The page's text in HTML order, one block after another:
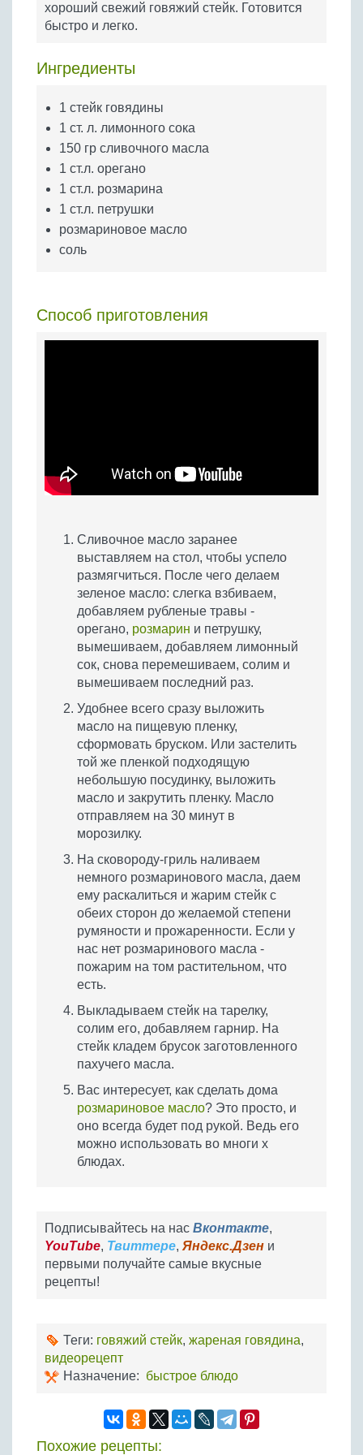
Бобовые
Яйца
хороший свежий говяжий стейк. Готовится
быстро и легко.
Ингредиенты
1 стейк говядины
1 ст. л. лимонного сока
150 гр сливочного масла
1 ст.л. орегано
1 ст.л. розмарина
1 ст.л. петрушки
розмариновое масло
соль
Способ приготовления
Сливочное масло заранее
выставляем на стол, чтобы успело
размягчиться. После чего делаем
зеленое масло: слегка взбиваем,
добавляем рубленые травы -
орегано, розмарин и петрушку,
вымешиваем, добавляем лимонный
сок, снова перемешиваем, солим и
вымешиваем последний раз.
Удобнее всего сразу выложить
масло на пищевую пленку,
сформовать бруском. Или застелить
той же пленкой подходящую
небольшую посудинку, выложить
масло и закрутить пленку. Масло
отправляем на 30 минут в
морозилку.
На сковороду-гриль наливаем
немного розмаринового масла, даем
ему раскалиться и жарим стейк с
обеих сторон до желаемой степени
румяности и прожаренности. Если у
нас нет розмаринового масла -
пожарим на том растительном, что
есть.
Выкладываем стейк на тарелку,
солим его, добавляем гарнир. На
стейк кладем брусок заготовленного
пахучего масла.
Вас интересует, как сделать дома
розмариновое масло? Это просто, и
оно всегда будет под рукой. Ведь его
можно использовать во многи х
блюдах.
Подписывайтесь на нас Вконтакте,
YouTube, Твиттере, Яндекс.Дзен и
первыми получайте самые вкусные
рецепты!
Теги: говяжий стейк, жареная говядина,
видеорецепт
Назначение: быстрое блюдо
Похожие рецепты: